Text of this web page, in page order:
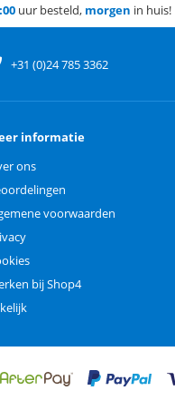
uur besteld, morgen in huis!
+31 (0)24 785 3362
informatie
ons
voorwaarden
bij Shop4